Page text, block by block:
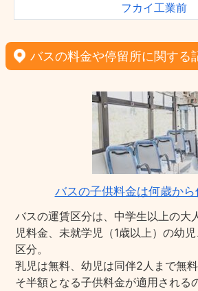
フカイ工業前
バスの料金や停留所に関する
バスの子供料金は何歳から
バスの運賃区分は、中学生以上の大
児料金、未就学児（1歳以上）の幼
区分。
乳児は無料、幼児は同伴2人まで無
そ半額となる子供料金が適用される